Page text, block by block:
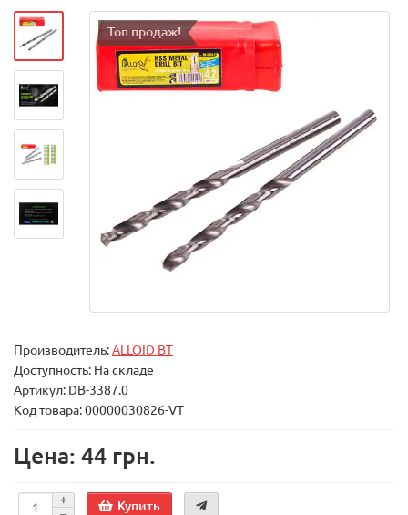
Топ продаж!
Производитель:ALLOID BT
Доступность: На складе
Артикул: DB-3387.0
Код товара: 00000030826-VT
Цена: 44 грн.
Купить